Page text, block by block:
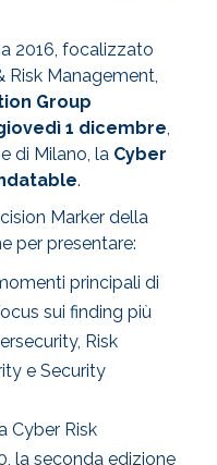
2016, focalizzato
Risk Management,
Group
1 dicembre,
di Milano, la Cyber
.
Marker della
per presentare:
principali di
sui finding più
Risk
e Security
Cyber Risk
la seconda edizione